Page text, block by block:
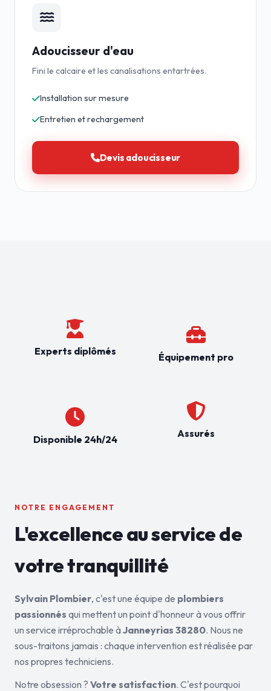
Adoucisseur d'eau
Fini le calcaire et les canalisations entartrées.
Installation sur mesure
Entretien et rechargement
Devis adoucisseur
Experts diplômés
Disponible 24h/24
Équipement pro
Assurés
NOTRE ENGAGEMENT
L'excellence au service de
votre tranquillité
Sylvain Plombier, c'est une équipe de plombiers
passionnés qui mettent un point d'honneur à vous offrir
un service irréprochable àJanneyrias 38280. Nous ne
sous-traitons jamais : chaque intervention est réalisée par
nos propres techniciens.
Notre obsession ? Votre satisfaction. C'est pourquoi